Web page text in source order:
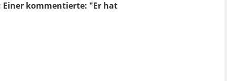
Einer kommentierte: "Er hat